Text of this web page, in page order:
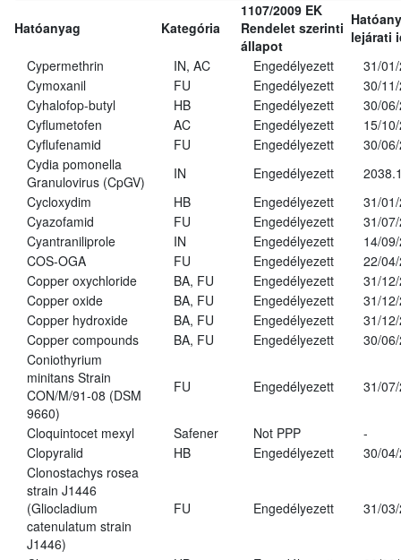
Hatóanyag Kategória
1107/2009 EK
Rendelet szerinti
állapot
lejárati
Cypermethrin
IN, AC Engedélyezett
31/
Cymoxanil
FU Engedélyezett
30/
Cyhalofop-butyl
HB Engedélyezett
30/
Cyflumetofen
AC Engedélyezett
15/
Cyflufenamid
FU Engedélyezett
30/
Cydia pomonella
Granulovirus (CpGV)
IN Engedélyezett
Cycloxydim
HB Engedélyezett
31/
Cyazofamid
FU Engedélyezett
31/
Cyantraniliprole
IN Engedélyezett
14/
COS-OGA
FU Engedélyezett
22/
Copper oxychloride
BA, FU Engedélyezett
31/
Copper oxide
BA, FU Engedélyezett
31/
Copper hydroxide
BA, FU Engedélyezett
31/
Copper compounds
BA, FU Engedélyezett
30/
Coniothyrium
minitans Strain
CON/M/91-08 (DSM
9660)
FU Engedélyezett 31/
Cloquintocet mexyl Safener Not PPP
-
Clopyralid
HB Engedélyezett
30/
Clonostachys rosea
strain J1446
(Gliocladium
catenulatum strain
J1446)
FU Engedélyezett 31/